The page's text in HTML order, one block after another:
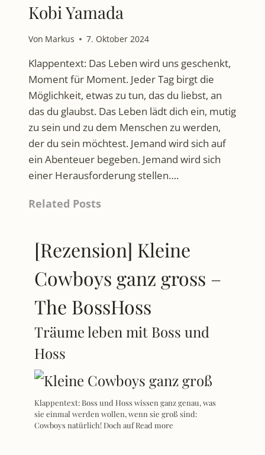
Kobi Yamada
Von Markus 7. Oktober 2024
Klappentext: Das Leben wird uns geschenkt,
Moment für Moment. Jeder Tag birgt die
Möglichkeit, etwas zu tun, das du liebst, an
das du glaubst. Das Leben lädt dich ein, mutig
zu sein und zu dem Menschen zu werden,
der du sein möchtest. Jemand wird sich auf
ein Abenteuer begeben. Jemand wird sich
einer Herausforderung stellen….
Related Posts
[Rezension] Kleine
Cowboys ganz gross –
The BossHoss
Träume leben mit Boss und
Hoss
Klappentext: Boss und Hoss wissen ganz genau, was
sie einmal werden wollen, wenn sie groß sind:
Cowboys natürlich! Doch aufRead more